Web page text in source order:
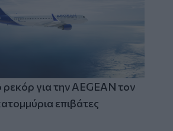
ρεκόρ για την AEGEAN τον
επιβάτες